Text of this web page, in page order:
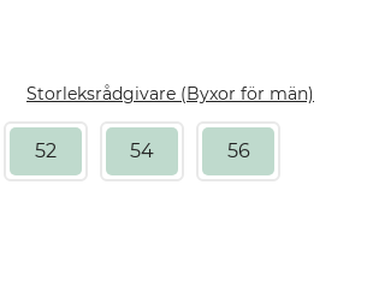
Storleksrådgivare (Byxor för män)
52 54 56